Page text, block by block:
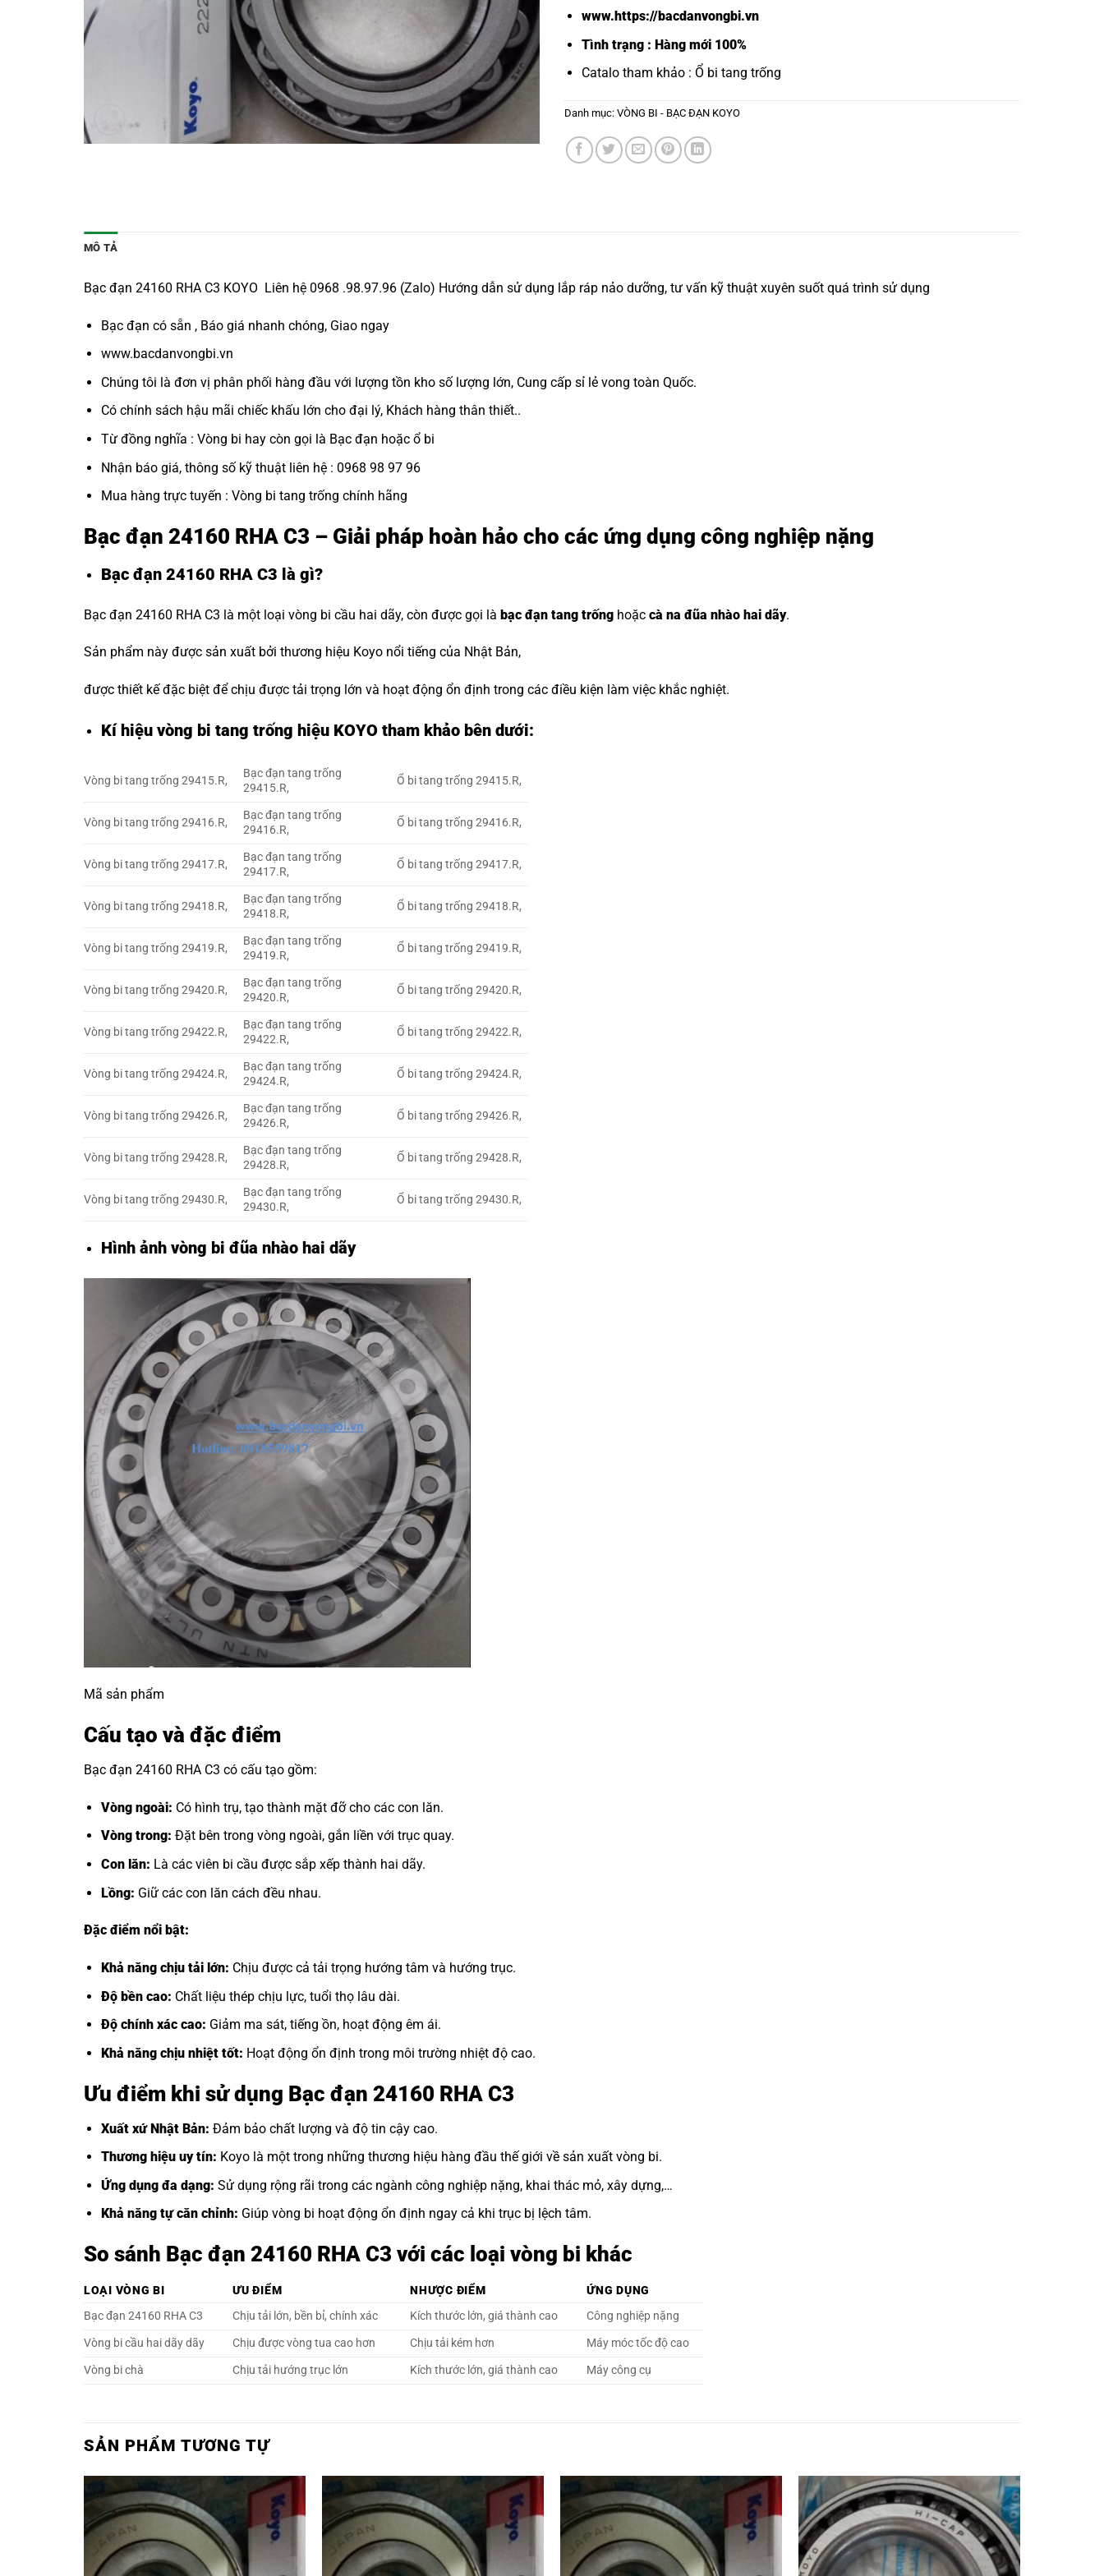
www.https://bacdanvongbi.vn
Tình trạng : Hàng mới 100%
Catalo tham khảo : Ổ bi tang trống
Danh mục: VÒNG BI - BẠC ĐẠN KOYO
MÔ TẢ
Bạc đạn 24160 RHA C3 KOYO Liên hệ 0968 .98.97.96 (Zalo) Hướng dẫn sử dụng lắp ráp nảo dưỡng, tư vấn kỹ thuật xuyên suốt quá trình sử dụng
Bạc đạn có sẵn , Báo giá nhanh chóng, Giao ngay
www.bacdanvongbi.vn
Chúng tôi là đơn vị phân phối hàng đầu với lượng tồn kho số lượng lớn, Cung cấp sỉ lẻ vong toàn Quốc.
Có chính sách hậu mãi chiếc khấu lớn cho đại lý, Khách hàng thân thiết..
Từ đồng nghĩa : Vòng bi hay còn gọi là Bạc đạn hoặc ổ bi
Nhận báo giá, thông số kỹ thuật liên hệ : 0968 98 97 96
Mua hàng trực tuyến : Vòng bi tang trống chính hãng
Bạc đạn 24160 RHA C3 – Giải pháp hoàn hảo cho các ứng dụng công nghiệp nặng
Bạc đạn 24160 RHA C3 là gì?
Bạc đạn 24160 RHA C3 là một loại vòng bi cầu hai dãy, còn được gọi là bạc đạn tang trống hoặc cà na đũa nhào hai dãy.
Sản phẩm này được sản xuất bởi thương hiệu Koyo nổi tiếng của Nhật Bản,
được thiết kế đặc biệt để chịu được tải trọng lớn và hoạt động ổn định trong các điều kiện làm việc khắc nghiệt.
Kí hiệu vòng bi tang trống hiệu KOYO tham khảo bên dưới:
Vòng bi tang trống 29415.R,
Bạc đạn tang trống
29415.R,
Ổ bi tang trống 29415.R,
Vòng bi tang trống 29416.R,
Bạc đạn tang trống
29416.R,
Ổ bi tang trống 29416.R,
Vòng bi tang trống 29417.R,
Bạc đạn tang trống
29417.R,
Ổ bi tang trống 29417.R,
Vòng bi tang trống 29418.R,
Bạc đạn tang trống
29418.R,
Ổ bi tang trống 29418.R,
Vòng bi tang trống 29419.R,
Bạc đạn tang trống
29419.R,
Ổ bi tang trống 29419.R,
Vòng bi tang trống 29420.R,
Bạc đạn tang trống
29420.R,
Ổ bi tang trống 29420.R,
Vòng bi tang trống 29422.R,
Bạc đạn tang trống
29422.R,
Ổ bi tang trống 29422.R,
Vòng bi tang trống 29424.R,
Bạc đạn tang trống
29424.R,
Ổ bi tang trống 29424.R,
Vòng bi tang trống 29426.R,
Bạc đạn tang trống
29426.R,
Ổ bi tang trống 29426.R,
Vòng bi tang trống 29428.R,
Bạc đạn tang trống
29428.R,
Ổ bi tang trống 29428.R,
Vòng bi tang trống 29430.R,
Bạc đạn tang trống
29430.R,
Ổ bi tang trống 29430.R,
Hình ảnh vòng bi đũa nhào hai dãy
Mã sản phẩm
Cấu tạo và đặc điểm
Bạc đạn 24160 RHA C3 có cấu tạo gồm:
Vòng ngoài: Có hình trụ, tạo thành mặt đỡ cho các con lăn.
Vòng trong: Đặt bên trong vòng ngoài, gắn liền với trục quay.
Con lăn: Là các viên bi cầu được sắp xếp thành hai dãy.
Lồng: Giữ các con lăn cách đều nhau.
Đặc điểm nổi bật:
Khả năng chịu tải lớn: Chịu được cả tải trọng hướng tâm và hướng trục.
Độ bền cao: Chất liệu thép chịu lực, tuổi thọ lâu dài.
Độ chính xác cao: Giảm ma sát, tiếng ồn, hoạt động êm ái.
Khả năng chịu nhiệt tốt: Hoạt động ổn định trong môi trường nhiệt độ cao.
Ưu điểm khi sử dụng Bạc đạn 24160 RHA C3
Xuất xứ Nhật Bản: Đảm bảo chất lượng và độ tin cậy cao.
Thương hiệu uy tín: Koyo là một trong những thương hiệu hàng đầu thế giới về sản xuất vòng bi.
Ứng dụng đa dạng: Sử dụng rộng rãi trong các ngành công nghiệp nặng, khai thác mỏ, xây dựng,…
Khả năng tự căn chỉnh: Giúp vòng bi hoạt động ổn định ngay cả khi trục bị lệch tâm.
So sánh Bạc đạn 24160 RHA C3 với các loại vòng bi khác
LOẠI VÒNG BI ƯU ĐIỂM NHƯỢC ĐIỂM
ỨNG DỤNG
Bạc đạn 24160 RHA C3
Chịu tải lớn, bền bỉ, chính xác Kích thước lớn, giá thành cao
Công nghiệp nặng
Vòng bi cầu hai dãy dãy
Chịu được vòng tua cao hơn Chịu tải kém hơn
Máy móc tốc độ cao
Vòng bi chà
Chịu tải hướng trục lớn Kích thước lớn, giá thành cao Máy công cụ
SẢN PHẨM TƯƠNG TỰ